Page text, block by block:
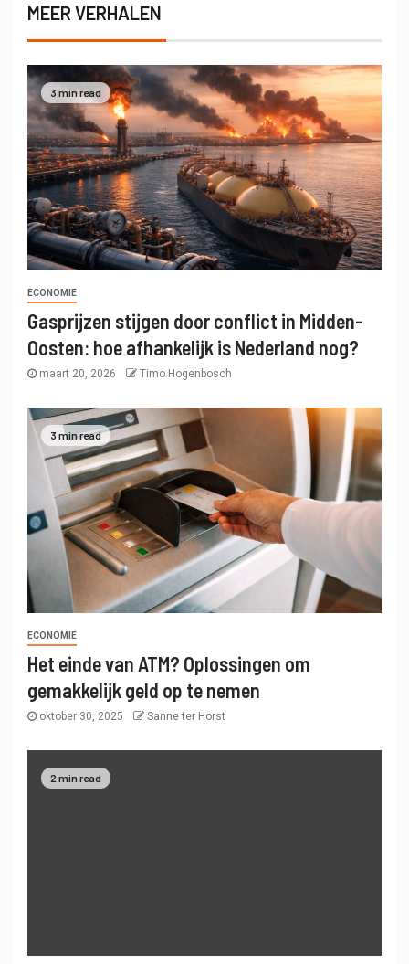
MEER VERHALEN
3 min read
ECONOMIE
Gasprijzen stijgen door conflict in Midden-
Oosten: hoe afhankelijk is Nederland nog?
maart 20, 2026 Timo Hogenbosch
3 min read
ECONOMIE
Het einde van ATM? Oplossingen om
gemakkelijk geld op te nemen
oktober 30, 2025 Sanne ter Horst
2 min read